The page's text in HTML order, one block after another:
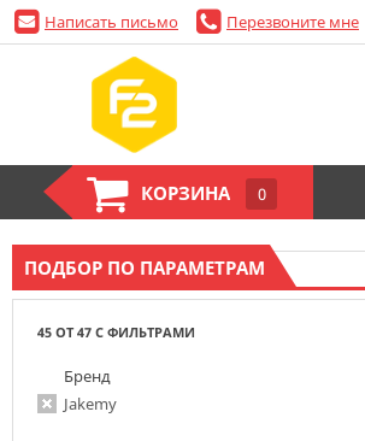
ПОДБОР ПО ПАРАМЕТРАМ
45 ОТ 47 С ФИЛЬТРАМИ
Бренд
Jakemy
Написать письмо Перезвоните мне
КОРЗИНА 0